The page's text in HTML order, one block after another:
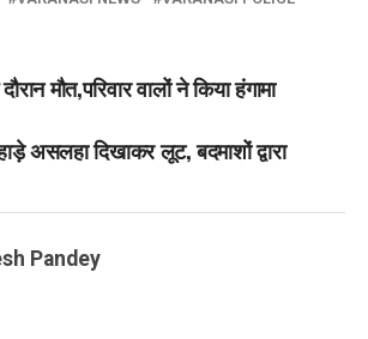
मौत,परिवार वालों ने किया हंगामा
असलहा दिखाकर लूट, बदमाशों द्वारा
Pandey